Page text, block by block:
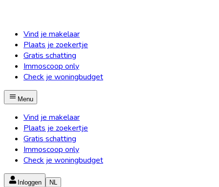
Vind je makelaar
Plaats je zoekertje
Gratis schatting
Immoscoop only
Check je woningbudget
Menu
Vind je makelaar
Plaats je zoekertje
Gratis schatting
Immoscoop only
Check je woningbudget
Inloggen NL